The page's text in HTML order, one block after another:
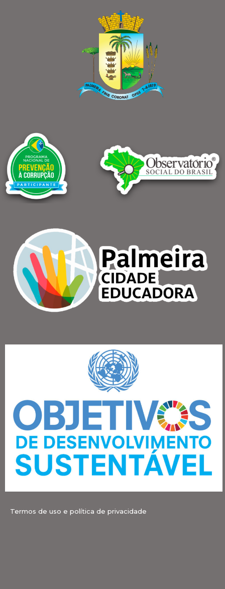
Termos de uso e política de privacidade